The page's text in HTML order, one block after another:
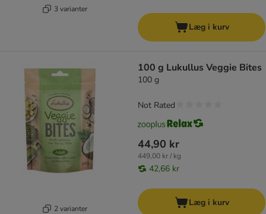
3 varianter
Læg i kurv
2 varianter
100 g Lukullus Veggie Bites
100 g
44,90 kr
449,00 kr / kg
42,66 kr
Not Rated
Læg i kurv